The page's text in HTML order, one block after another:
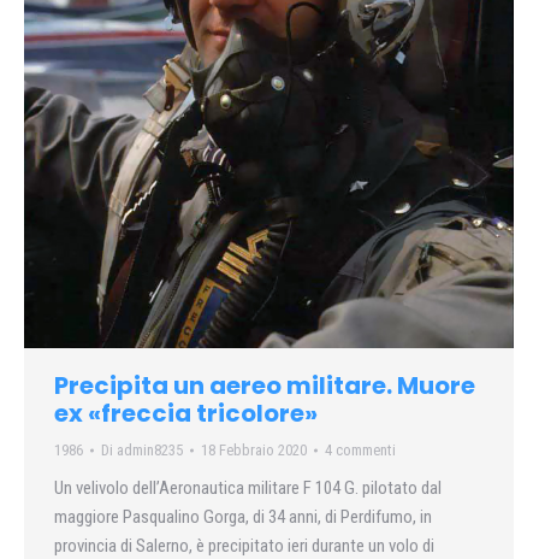
Precipita un aereo militare. Muore
ex «freccia tricolore»
1986 Di admin8235 18 Febbraio 2020 4 commenti
Un velivolo dell’Aeronautica militare F 104 G. pilotato dal
maggiore Pasqualino Gorga, di 34 anni, di Perdifumo, in
provincia di Salerno, è precipitato ieri durante un volo di